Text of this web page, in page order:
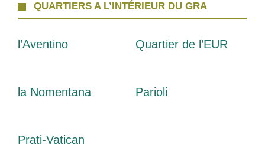
QUARTIERS A L’INTÉRIEUR DU GRA
l’Aventino Quartier de l’EUR
la Nomentana Parioli
Prati-Vatican